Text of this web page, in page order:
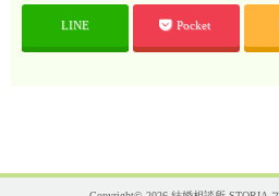
LINE Pocket